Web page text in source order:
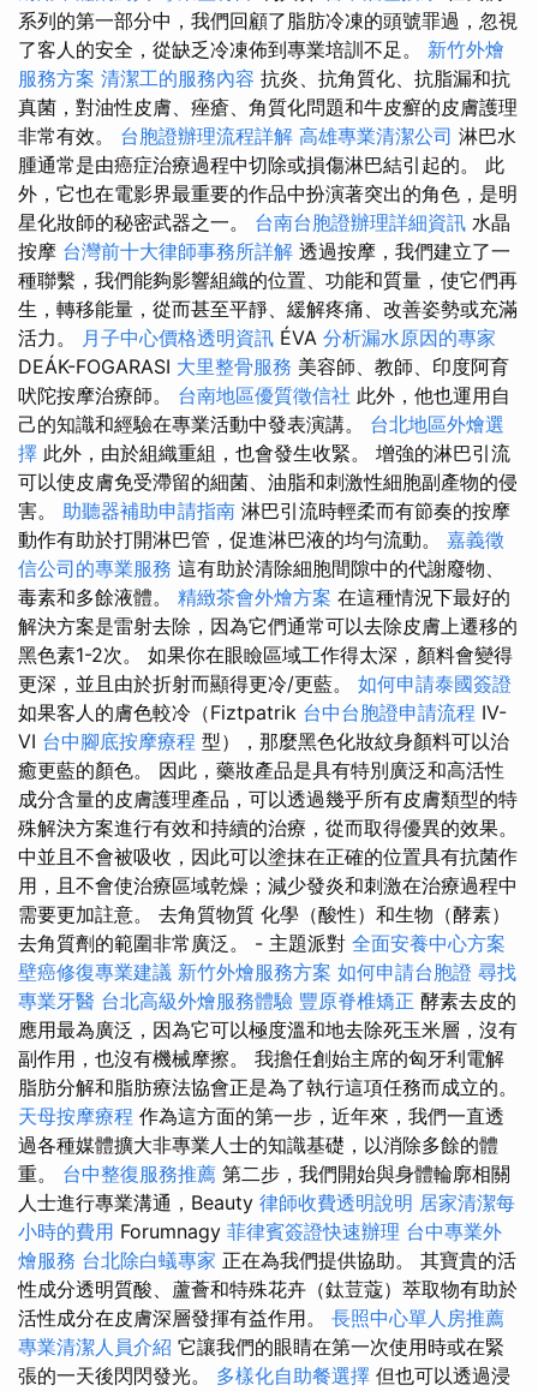
系列的第一部分中，我們回顧了脂肪冷凍的頭號罪過，忽視
了客人的安全，從缺乏冷凍佈到專業培訓不足。 新竹外燴
服務方案 清潔工的服務內容 抗炎、抗角質化、抗脂漏和抗
真菌，對油性皮膚、痤瘡、角質化問題和牛皮癬的皮膚護理
非常有效。 台胞證辦理流程詳解 高雄專業清潔公司 淋巴水
腫通常是由癌症治療過程中切除或損傷淋巴結引起的。 此
外，它也在電影界最重要的作品中扮演著突出的角色，是明
星化妝師的秘密武器之一。 台南台胞證辦理詳細資訊 水晶
按摩 台灣前十大律師事務所詳解 透過按摩，我們建立了一
種聯繫，我們能夠影響組織的位置、功能和質量，使它們再
生，轉移能量，從而甚至平靜、緩解疼痛、改善姿勢或充滿
活力。 月子中心價格透明資訊 ÉVA 分析漏水原因的專家
DEÁK-FOGARASI 大里整骨服務 美容師、教師、印度阿育
吠陀按摩治療師。 台南地區優質徵信社 此外，他也運用自
己的知識和經驗在專業活動中發表演講。 台北地區外燴選
擇 此外，由於組織重組，也會發生收緊。 增強的淋巴引流
可以使皮膚免受滯留的細菌、油脂和刺激性細胞副產物的侵
害。 助聽器補助申請指南 淋巴引流時輕柔而有節奏的按摩
動作有助於打開淋巴管，促進淋巴液的均勻流動。 嘉義徵
信公司的專業服務 這有助於清除細胞間隙中的代謝廢物、
毒素和多餘液體。 精緻茶會外燴方案 在這種情況下最好的
解決方案是雷射去除，因為它們通常可以去除皮膚上遷移的
黑色素1-2次。 如果你在眼瞼區域工作得太深，顏料會變得
更深，並且由於折射而顯得更冷/更藍。 如何申請泰國簽證
如果客人的膚色較冷（Fiztpatrik 台中台胞證申請流程 IV-
VI 台中腳底按摩療程 型），那麼黑色化妝紋身顏料可以治
癒更藍的顏色。 因此，藥妝產品是具有特別廣泛和高活性
成分含量的皮膚護理產品，可以透過幾乎所有皮膚類型的特
殊解決方案進行有效和持續的治療，從而取得優異的效果。
中並且不會被吸收，因此可以塗抹在正確的位置具有抗菌作
用，且不會使治療區域乾燥；減少發炎和刺激在治療過程中
需要更加註意。 去角質物質 化學（酸性）和生物（酵素）
去角質劑的範圍非常廣泛。 - 主題派對 全面安養中心方案
壁癌修復專業建議 新竹外燴服務方案 如何申請台胞證 尋找
專業牙醫 台北高級外燴服務體驗 豐原脊椎矯正 酵素去皮的
應用最為廣泛，因為它可以極度溫和地去除死玉米層，沒有
副作用，也沒有機械摩擦。 我擔任創始主席的匈牙利電解
脂肪分解和脂肪療法協會正是為了執行這項任務而成立的。
天母按摩療程 作為這方面的第一步，近年來，我們一直透
過各種媒體擴大非專業人士的知識基礎，以消除多餘的體
重。 台中整復服務推薦 第二步，我們開始與身體輪廓相關
人士進行專業溝通，Beauty 律師收費透明說明 居家清潔每
小時的費用 Forumnagy 菲律賓簽證快速辦理 台中專業外
燴服務 台北除白蟻專家 正在為我們提供協助。 其寶貴的活
性成分透明質酸、蘆薈和特殊花卉（鈦荳蔻）萃取物有助於
活性成分在皮膚深層發揮有益作用。 長照中心單人房推薦
專業清潔人員介紹 它讓我們的眼睛在第一次使用時或在緊
張的一天後閃閃發光。 多樣化自助餐選擇 但也可以透過浸